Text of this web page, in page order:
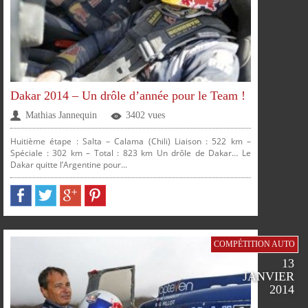
PARTAGERPARTAGERPARTAGERPARTAGER
Dakar 2014 – Un drôle d’année pour le Team !
Mathias Jannequin 3402 vues
Huitième étape : Salta – Calama (Chili) Liaison : 522 km –
Spéciale : 302 km – Total : 823 km Un drôle de Dakar… Le
Dakar quitte l’Argentine pour...
COMPÉTITION AUTO
13
JANVIER
2014